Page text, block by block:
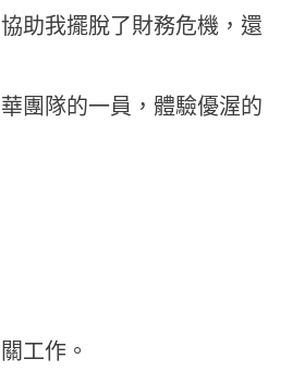
助我擺脫了財務危機，還
團隊的一員，體驗優渥的
工作。